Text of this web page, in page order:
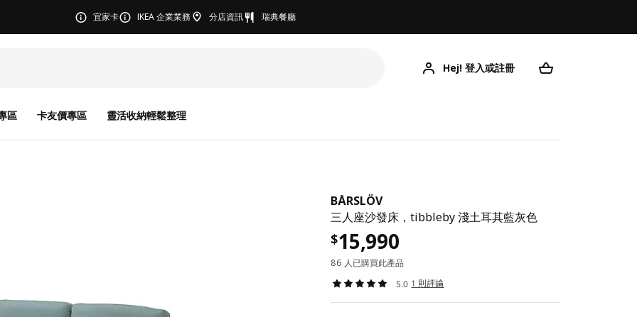
宜家卡 IKEA 企業業務 分店資訊 瑞典餐廳
Hej! 登入或註冊
區 卡友價專區 靈活收納輕鬆整理
BÅRSLÖV
三人座沙發床，tibbleby 淺土耳其藍灰色
$15,990
86 人已購買此產品
5.0 1 則評論